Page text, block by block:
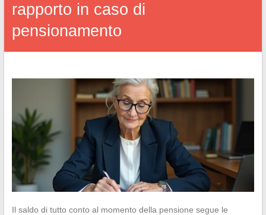
rapporto in caso di
pensionamento
Il saldo di tutto conto al momento della pensione segue le